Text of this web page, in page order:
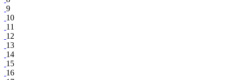
9
10
11
12
13
14
15
16